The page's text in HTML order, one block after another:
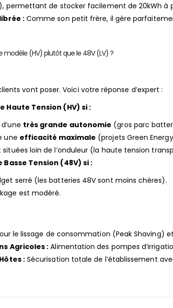
permettant de stocker facilement de 20kWh à
:Comme son petit frère, il gère
modèle (HV) plutôt que le 48V (LV) ?
vont poser. Voici votre réponse d’expert :
Haute Tension (HV) si :
très grande autonomie (gros parc
une efficacité maximale (projets Green
situées loin de l’onduleur (la haute tension
Basse Tension (48V) si :
serré (les batteries 48V sont moins chères).
est modéré.
le lissage de consommation (Peak Shaving)
Agricoles :Alimentation des pompes
:Sécurisation totale de l’établissement